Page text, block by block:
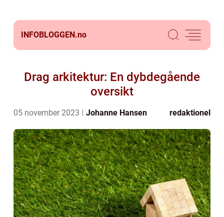
INFOBLOGGEN.no
Drag arkitektur: En dybdegående
oversikt
05 november 2023 Johanne Hansen redaktionel